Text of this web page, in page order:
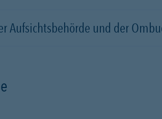
Aufsichtsbehörde und der